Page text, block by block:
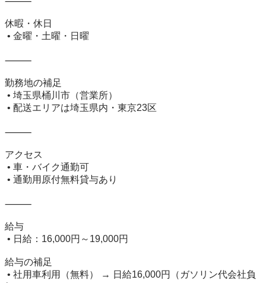
休暇・休日
⸻
勤務地の補足
⸻
アクセス
⸻
給与
給与の補足